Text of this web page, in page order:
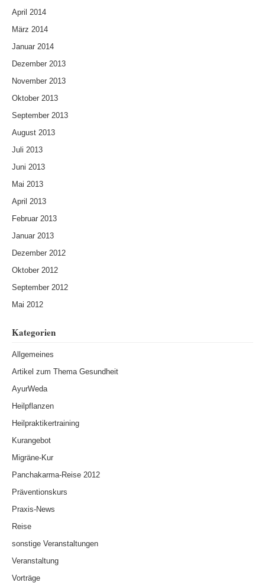
April 2014
März 2014
Januar 2014
Dezember 2013
November 2013
Oktober 2013
September 2013
August 2013
Juli 2013
Juni 2013
Mai 2013
April 2013
Februar 2013
Januar 2013
Dezember 2012
Oktober 2012
September 2012
Mai 2012
Kategorien
Allgemeines
Artikel zum Thema Gesundheit
AyurWeda
Heilpflanzen
Heilpraktikertraining
Kurangebot
Migräne-Kur
Panchakarma-Reise 2012
Präventionskurs
Praxis-News
Reise
sonstige Veranstaltungen
Veranstaltung
Vorträge